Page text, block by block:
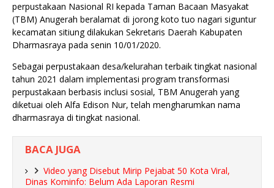
perpustakaan Nasional RI kepada Taman Bacaan Masyakat
(TBM) Anugerah beralamat di jorong koto tuo nagari siguntur
kecamatan sitiung dilakukan Sekretaris Daerah Kabupaten
Dharmasraya pada senin 10/01/2020.
Sebagai perpustakaan desa/kelurahan terbaik tingkat nasional
tahun 2021 dalam implementasi program transformasi
perpustakaan berbasis inclusi sosial, TBM Anugerah yang
diketuai oleh Alfa Edison Nur, telah mengharumkan nama
dharmasraya di tingkat nasional.
BACA JUGA
Video yang Disebut Mirip Pejabat 50 Kota Viral,
Dinas Kominfo: Belum Ada Laporan Resmi